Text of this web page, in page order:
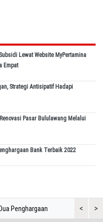
Lewat Website MyPertamina
Empat
Strategi Antisipatif Hadapi
Pasar Bululawang Melalui
Bank Terbaik 2022
<
Penghargaan
Bank
Aset di
>